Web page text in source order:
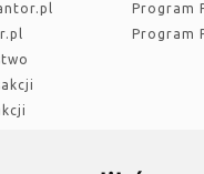
Program
Program